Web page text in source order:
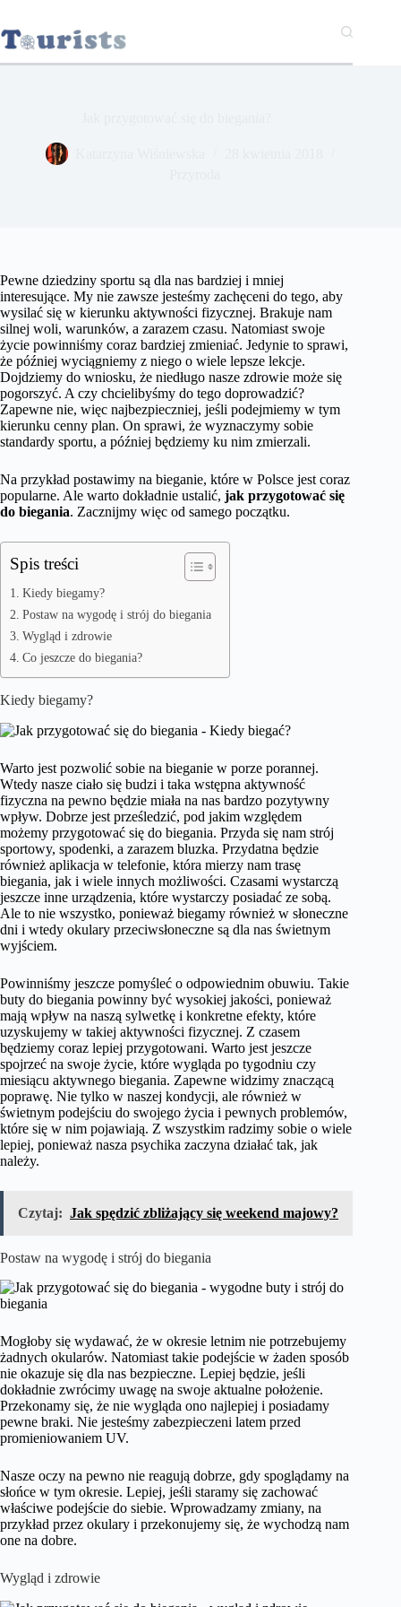
treści
Pewne dziedziny sportu są dla nas bardziej i mniej
interesujące. My nie zawsze jesteśmy zachęceni do tego, aby
wysilać się w kierunku aktywności fizycznej. Brakuje nam
silnej woli, warunków, a zarazem czasu. Natomiast swoje
życie powinniśmy coraz bardziej zmieniać. Jedynie to sprawi,
że później wyciągniemy z niego o wiele lepsze lekcje.
Dojdziemy do wniosku, że niedługo nasze zdrowie może się
pogorszyć. A czy chcielibyśmy do tego doprowadzić?
Zapewne nie, więc najbezpieczniej, jeśli podejmiemy w tym
kierunku cenny plan. On sprawi, że wyznaczymy sobie
standardy sportu, a później będziemy ku nim zmierzali.
Na przykład postawimy na bieganie, które w Polsce jest coraz
popularne. Ale warto dokładnie ustalić, jak przygotować się
do biegania. Zacznijmy więc od samego początku.
Spis treści
Kiedy biegamy?
Postaw na wygodę i strój do biegania
Wygląd i zdrowie
Co jeszcze do biegania?
Kiedy biegamy?
Warto jest pozwolić sobie na bieganie w porze porannej.
Wtedy nasze ciało się budzi i taka wstępna aktywność
fizyczna na pewno będzie miała na nas bardzo pozytywny
wpływ. Dobrze jest prześledzić, pod jakim względem
możemy przygotować się do biegania. Przyda się nam strój
sportowy, spodenki, a zarazem bluzka. Przydatna będzie
również aplikacja w telefonie, która mierzy nam trasę
biegania, jak i wiele innych możliwości. Czasami wystarczą
jeszcze inne urządzenia, które wystarczy posiadać ze sobą.
Ale to nie wszystko, ponieważ biegamy również w słoneczne
dni i wtedy okulary przeciwsłoneczne są dla nas świetnym
wyjściem.
Powinniśmy jeszcze pomyśleć o odpowiednim obuwiu. Takie
buty do biegania powinny być wysokiej jakości, ponieważ
mają wpływ na naszą sylwetkę i konkretne efekty, które
uzyskujemy w takiej aktywności fizycznej. Z czasem
będziemy coraz lepiej przygotowani. Warto jest jeszcze
spojrzeć na swoje życie, które wygląda po tygodniu czy
miesiącu aktywnego biegania. Zapewne widzimy znaczącą
poprawę. Nie tylko w naszej kondycji, ale również w
świetnym podejściu do swojego życia i pewnych problemów,
które się w nim pojawiają. Z wszystkim radzimy sobie o wiele
lepiej, ponieważ nasza psychika zaczyna działać tak, jak
należy.
Czytaj: Jak spędzić zbliżający się weekend majowy?
Postaw na wygodę i strój do biegania
Mogłoby się wydawać, że w okresie letnim nie potrzebujemy
żadnych okularów. Natomiast takie podejście w żaden sposób
nie okazuje się dla nas bezpieczne. Lepiej będzie, jeśli
dokładnie zwrócimy uwagę na swoje aktualne położenie.
Przekonamy się, że nie wygląda ono najlepiej i posiadamy
pewne braki. Nie jesteśmy zabezpieczeni latem przed
promieniowaniem UV.
Nasze oczy na pewno nie reagują dobrze, gdy spoglądamy na
słońce w tym okresie. Lepiej, jeśli staramy się zachować
właściwe podejście do siebie. Wprowadzamy zmiany, na
przykład przez okulary i przekonujemy się, że wychodzą nam
one na dobre.
Wygląd i zdrowie